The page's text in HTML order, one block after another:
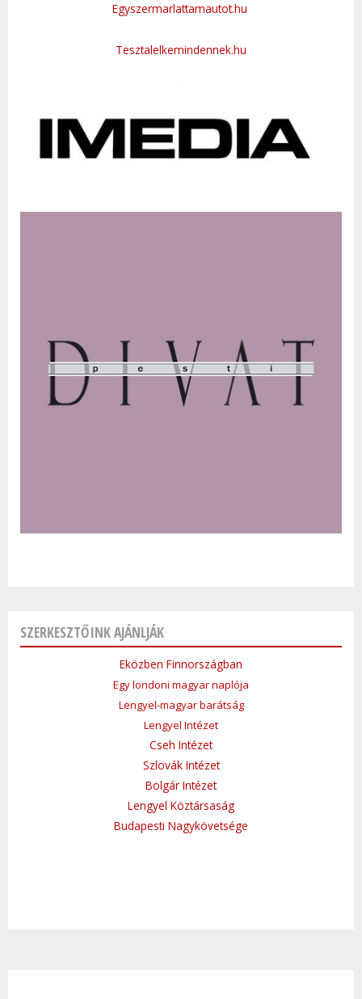
Egyszermarlattamautot.hu
Tesztalelkemindennek.hu
SZERKESZTŐINK AJÁNLJÁK
Eközben Finnországban
Egy londoni magyar naplója
Lengyel-magyar barátság
Lengyel Intézet
Cseh Intézet
Szlovák Intézet
Bolgár Intézet
Lengyel Köztársaság
Budapesti Nagykövetsége